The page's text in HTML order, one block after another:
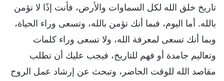
تاريخ خلق الله لكل السماوات والأرض، فأنت إذًا لا تؤمن
بالله. أما اليوم، فبما أنك تؤمن بالله، وتسعى وراء الحياة،
وبما أنك تسعى لمعرفة الله، ولا تسعى وراء كلمات
وتعاليم جامدة أو فهم للتاريخ، فيجب عليك أن تطلب
مقاصد الله للوقت الحاضر، وتبحث عن إرشاد عمل الروح